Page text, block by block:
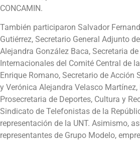
CONCAMIN.
También participaron Salvador
Gutiérrez, Secretario General Adjunto
Alejandra González Baca, Secretaria
Internacionales del Comité Central de
Enrique Romano, Secretario de Acción
y Verónica Alejandra Velasco Martínez,
Prosecretaria de Deportes, Cultura y
Sindicato de Telefonistas de la
representación de la UNT. Asimismo,
representantes de Grupo Modelo,